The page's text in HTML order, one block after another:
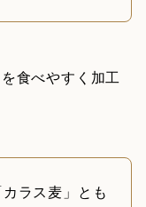
食べやすく加工
ラス麦」とも